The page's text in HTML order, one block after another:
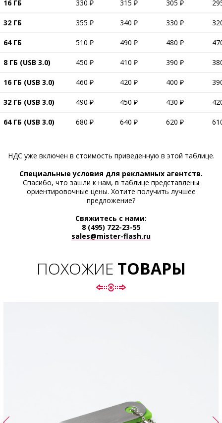
16 ГБ 330 ₽ 315 ₽ 305 ₽
32 ГБ 355 ₽ 340 ₽ 330 ₽
64 ГБ 510 ₽ 490 ₽ 480 ₽
8 ГБ (USB 3.0) 450 ₽ 410 ₽ 390 ₽
16 ГБ (USB 3.0) 460 ₽ 420 ₽ 400 ₽
32 ГБ (USB 3.0) 490 ₽ 450 ₽ 430 ₽
64 ГБ (USB 3.0) 680 ₽ 640 ₽ 620 ₽
НДС уже включен в стоимость приведенную в этой таблице.
Cпециальные условия для рекламных агентств.
Спасибо, что зашли к нам, в таблице представлены
ориентировочные цены. Хотите получить лучшее
предложение?
Свяжитесь с нами:
8 (495) 722-23-55
sales@mister-flash.ru
ПОХОЖИЕ ТОВАРЫ